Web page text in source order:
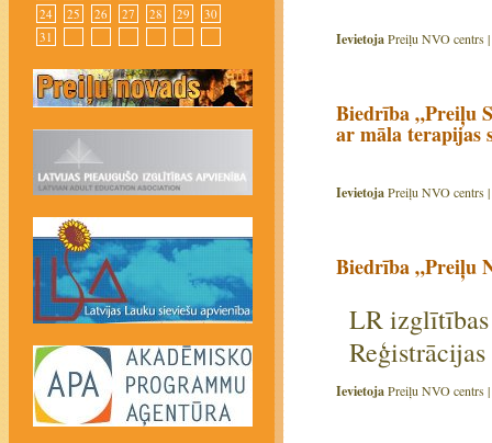
IevietojaPreiļu NVO centrs |
Biedrība „Preiļu
ar māla terapijas
IevietojaPreiļu NVO centrs |
Biedrība „Preiļu
LR izglītības
IevietojaPreiļu NVO centrs |
24
25 26 27 28 29
30
31